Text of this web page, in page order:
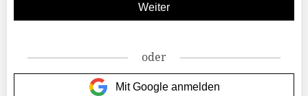
oder
Mit Google anmelden